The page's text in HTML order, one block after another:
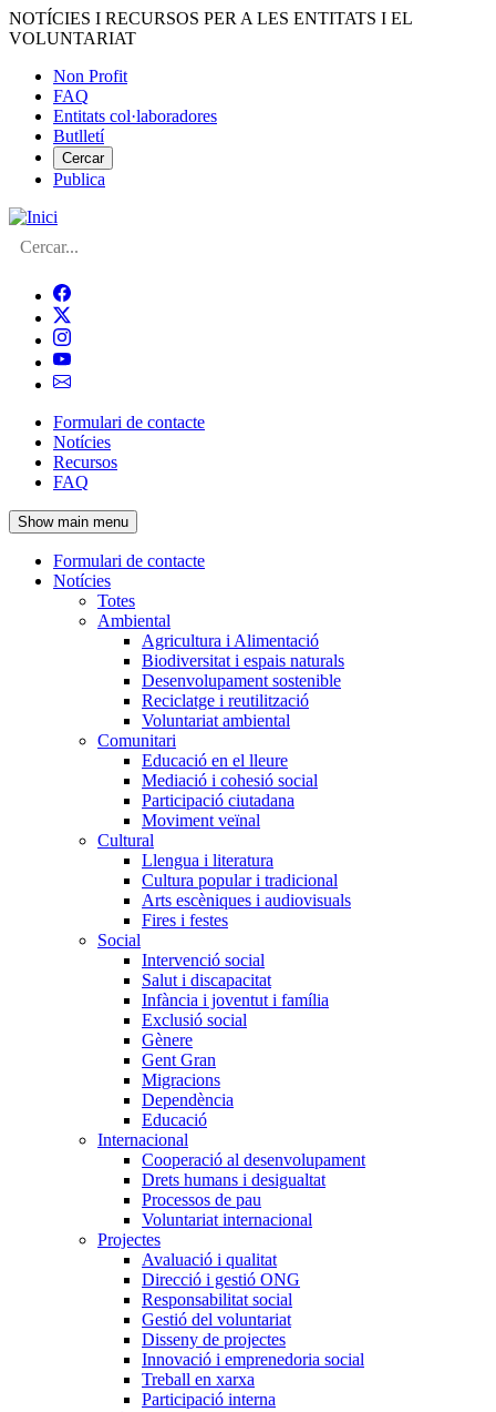
Vés
al
NOTÍCIES I RECURSOS PER A LES ENTITATS I EL
VOLUNTARIAT
Menú
del
compte
d'usuari
Non Profit
FAQ
Entitats col·laboradores
Butlletí
Cercar
Publica
Cerca
Navegació
principal
de
l'encapçalament
Formulari de contacte
Notícies
Recursos
FAQ
Show main menu
Navegació
principal
Formulari de contacte
Notícies
Totes
Ambiental
Agricultura i Alimentació
Biodiversitat i espais naturals
Desenvolupament sostenible
Reciclatge i reutilització
Voluntariat ambiental
Comunitari
Educació en el lleure
Mediació i cohesió social
Participació ciutadana
Moviment veïnal
Cultural
Llengua i literatura
Cultura popular i tradicional
Arts escèniques i audiovisuals
Fires i festes
Social
Intervenció social
Salut i discapacitat
Infància i joventut i família
Exclusió social
Gènere
Gent Gran
Migracions
Dependència
Educació
Internacional
Cooperació al desenvolupament
Drets humans i desigualtat
Processos de pau
Voluntariat internacional
Projectes
Avaluació i qualitat
Direcció i gestió ONG
Responsabilitat social
Gestió del voluntariat
Disseny de projectes
Innovació i emprenedoria social
Treball en xarxa
Participació interna